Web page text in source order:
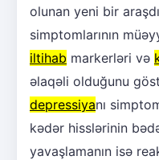
olunan yeni bir
simptomlarının
iltihab markerləri və
əlaqəli olduğunu
depressiyanı
kədər hisslərinin
yavaşlamanın isə